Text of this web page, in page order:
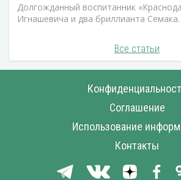
Долгожданный воспитанник
Игнашевича и два бриллианта Семака.
Все статьи
Соглашение
Использование
Контакты